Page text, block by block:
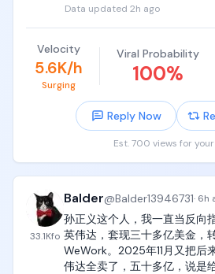
Data updated 2h ago
Velocity
5.6K/h
Surging
Viral Probability
100%
Reply Now
Est. 700 views for
33.1Kfo
Balder@Balder13946731· 6h
孙正义这个人，我一直当反向
英伟达，套现三十多亿美金，
WeWork。2025年11月又把后
伟达全卖了，五十多亿，说是